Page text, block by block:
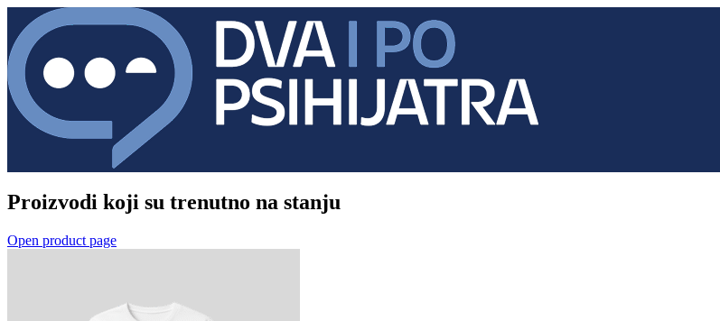
Proizvodi koji su trenutno na stanju
Open product page